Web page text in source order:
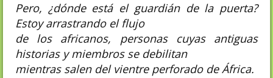
Pero, ¿dónde está el guardián de la puerta?
Estoy arrastrando el flujo
de los africanos, personas cuyas antiguas
historias y miembros se debilitan
mientras salen del vientre perforado de África.